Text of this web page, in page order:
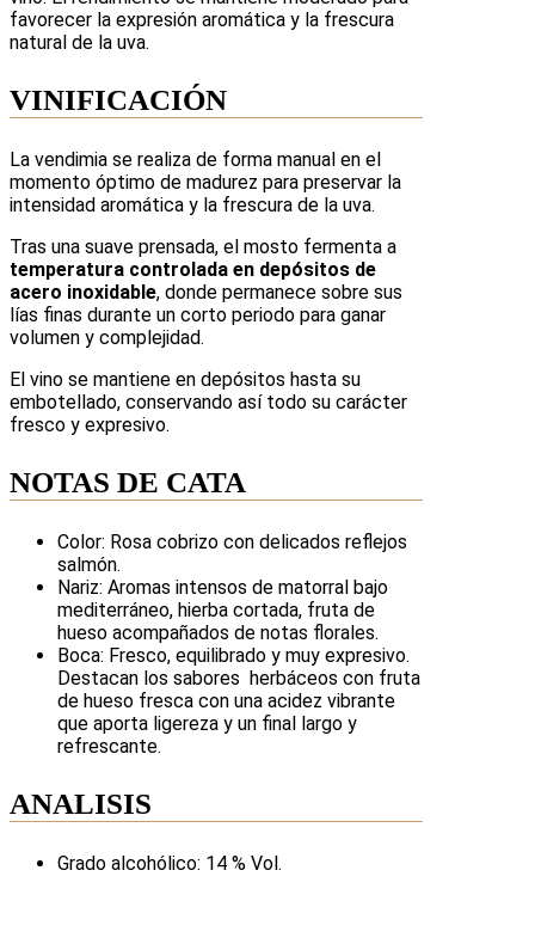
favorecer la expresión aromática y la frescura
natural de la uva.
VINIFICACIÓN
La vendimia se realiza de forma manual en el
momento óptimo de madurez para preservar la
intensidad aromática y la frescura de la uva.
Tras una suave prensada, el mosto fermenta a
temperatura controlada en depósitos de
acero inoxidable, donde permanece sobre sus
lías finas durante un corto periodo para ganar
volumen y complejidad.
El vino se mantiene en depósitos hasta su
embotellado, conservando así todo su carácter
fresco y expresivo.
NOTAS DE CATA
Color: Rosa cobrizo con delicados reflejos
salmón.
Nariz: Aromas intensos de matorral bajo
mediterráneo, hierba cortada, fruta de
hueso acompañados de notas florales.
Boca: Fresco, equilibrado y muy expresivo.
Destacan los sabores herbáceos con fruta
de hueso fresca con una acidez vibrante
que aporta ligereza y un final largo y
refrescante.
ANALISIS
Grado alcohólico: 14 % Vol.